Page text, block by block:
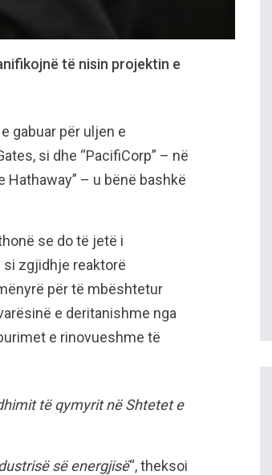
të nisin projektin e
gabuar për uljen e
si dhe “PacifiCorp” – në
– u bënë bashkë
se do të jetë i
zgjidhje reaktorë
për të mbështetur
e deritanishme nga
e rinovueshme të
të qymyrit në Shtetet e
së energjisë“, theksoi